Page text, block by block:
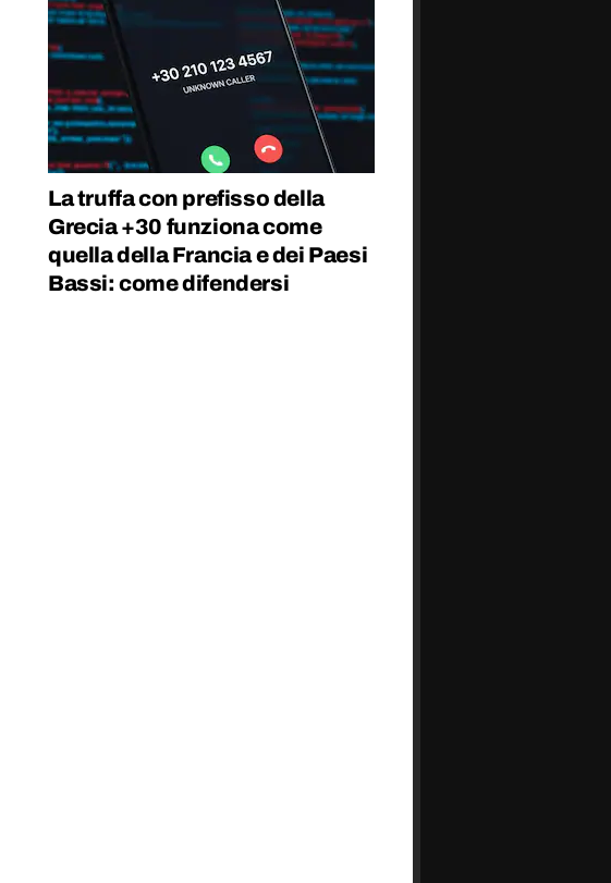
La truffa con prefisso della
Grecia +30 funziona come
quella della Francia e dei Paesi
Bassi: come difendersi